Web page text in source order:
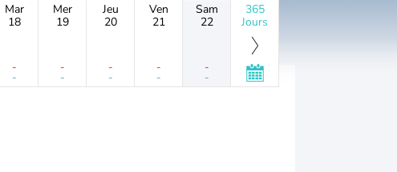
Mar
18
-
-
Mer
19
-
-
Jeu
20
-
-
Ven
21
-
-
Sam
22
-
-
365
Jours